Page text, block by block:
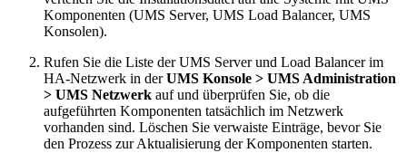
Komponenten (UMS Server, UMS Load Balancer, UMS
Konsolen).
Rufen Sie die Liste der UMS Server und Load Balancer im
HA-Netzwerk in derUMS Konsole > UMS Administration
> UMS Netzwerk auf und überprüfen Sie, ob die
aufgeführten Komponenten tatsächlich im Netzwerk
vorhanden sind. Löschen Sie verwaiste Einträge, bevor Sie
den Prozess zur Aktualisierung der Komponenten starten.